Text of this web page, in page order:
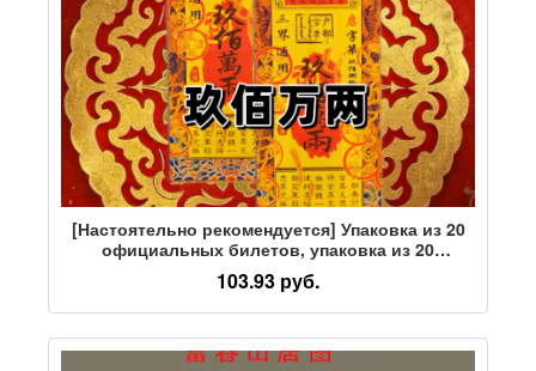
[Настоятельно рекомендуется] Упаковка из 20
официальных билетов, упаковка из 20
коллекционных утолщенных серебряных
билетов с цветной печатью, специальное
разрешение.
103.93 руб.